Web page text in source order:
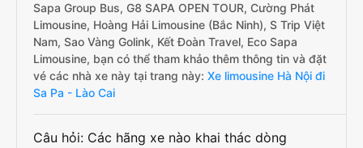
Sapa Group Bus, G8 SAPA OPEN TOUR, Cường Phát
Limousine, Hoàng Hải Limousine (Bắc Ninh), S Trip Việt
Nam, Sao Vàng Golink, Kết Đoàn Travel, Eco Sapa
Limousine, bạn có thể tham khảo thêm thông tin và đặt
vé các nhà xe này tại trang này: Xe limousine Hà Nội đi
Sa Pa - Lào Cai
Câu hỏi: Các hãng xe nào khai thác dòng